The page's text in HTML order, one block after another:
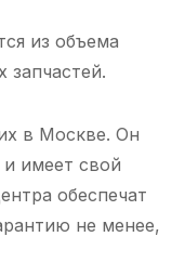
из объема
в Москве. Он
имеет свой
обеспечат
не менее,